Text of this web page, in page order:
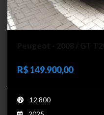
R$ 149.900,00
12.800